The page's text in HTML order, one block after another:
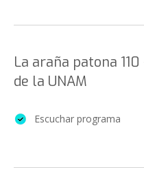
La araña patona
de la UNAM
Escuchar programa